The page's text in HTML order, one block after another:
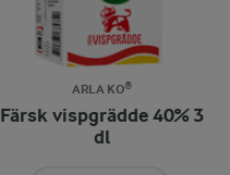
ARLA KO®
Färsk vispgrädde 40% 3
dl